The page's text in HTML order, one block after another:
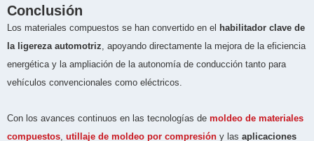
Conclusión
Los materiales compuestos se han convertido en el habilitador clave de
la ligereza automotriz , apoyando directamente la mejora de la eficiencia
energética y la ampliación de la autonomía de conducción tanto para
vehículos convencionales como eléctricos.
Con los avances continuos en las tecnologías de moldeo de materiales
compuestos utillaje de moldeo por compresión y las aplicaciones